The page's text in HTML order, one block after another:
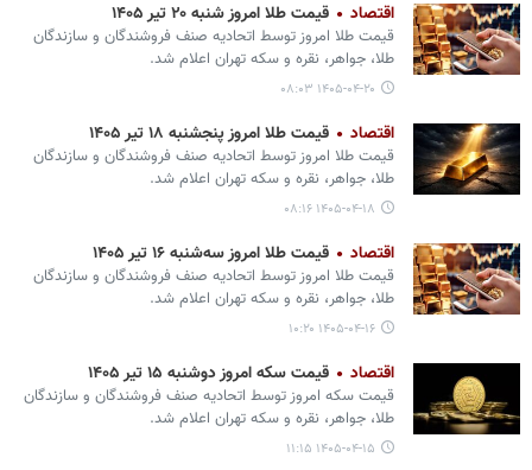
اقتصاد قیمت طلا امروز شنبه ۲۰ تیر ۱۴۰۵
قیمت طلا امروز توسط اتحادیه صنف فروشندگان و سازندگان
طلا، جواهر، نقره و سکه تهران اعلام شد.
۱۴۰۵-۰۴-۲۰ ۰۸:۰۳
اقتصاد قیمت طلا امروز پنجشنبه ۱۸ تیر ۱۴۰۵
قیمت طلا امروز توسط اتحادیه صنف فروشندگان و سازندگان
طلا، جواهر، نقره و سکه تهران اعلام شد.
۱۴۰۵-۰۴-۱۸ ۰۸:۱۶
اقتصاد قیمت طلا امروز سه‌شنبه ۱۶ تیر ۱۴۰۵
قیمت طلا امروز توسط اتحادیه صنف فروشندگان و سازندگان
طلا، جواهر، نقره و سکه تهران اعلام شد.
۱۴۰۵-۰۴-۱۶ ۱۰:۲۰
اقتصاد قیمت سکه امروز دوشنبه ۱۵ تیر ۱۴۰۵
قیمت سکه امروز توسط اتحادیه صنف فروشندگان و سازندگان
طلا، جواهر، نقره و سکه تهران اعلام شد.
۱۴۰۵-۰۴-۱۵ ۱۱:۱۵